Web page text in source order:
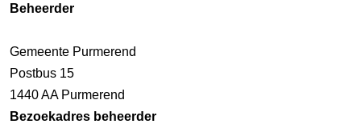
Beheerder
Gemeente Purmerend
Postbus 15
1440 AA Purmerend
Bezoekadres beheerder